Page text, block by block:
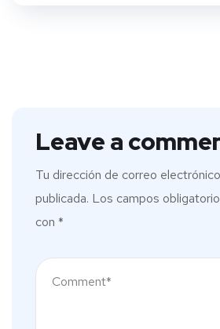
Leave a
Tu dirección de correo
publicada. Los campos
con *